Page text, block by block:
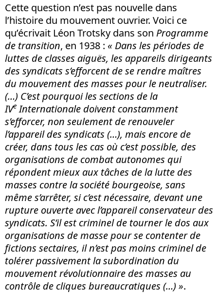
Cette question n’est pas nouvelle dans
l’histoire du mouvement ouvrier. Voici ce
qu’écrivait Léon Trotsky dans son Programme
de transition, en 1938 : « Dans les périodes de
luttes de classes aiguës, les appareils dirigeants
des syndicats s’efforcent de se rendre maîtres
du mouvement des masses pour le neutraliser.
(…) C’est pourquoi les sections de la
IVe Internationale doivent constamment
s’efforcer, non seulement de renouveler
l’appareil des syndicats (…), mais encore de
créer, dans tous les cas où c’est possible, des
organisations de combat autonomes qui
répondent mieux aux tâches de la lutte des
masses contre la société bourgeoise, sans
même s’arrêter, si c’est nécessaire, devant une
rupture ouverte avec l’appareil conservateur des
syndicats. S’il est criminel de tourner le dos aux
organisations de masse pour se contenter de
fictions sectaires, il n’est pas moins criminel de
tolérer passivement la subordination du
mouvement révolutionnaire des masses au
contrôle de cliques bureaucratiques (…) ».